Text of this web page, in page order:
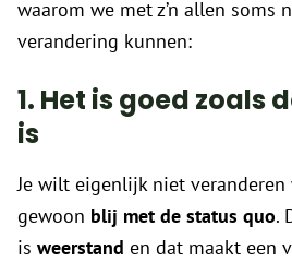
waarom we met z’n allen soms
verandering kunnen:
1. Het is goed zoals
is
Je wilt eigenlijk niet
gewoon blij met de status quo.
is weerstand en dat maakt een